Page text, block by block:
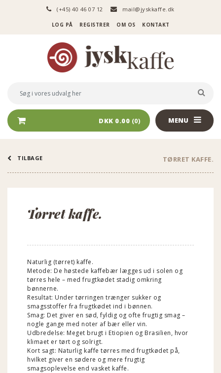
(+45) 40 46 07 12 mail@jyskkaffe.dk
LOG PÅ REGISTRER OM OS KONTAKT
udvalg
her
SØG
DKK 0.00 (0) MENU
TILBAGE TØRRET KAFFE.
Tørret kaffe.
Naturlig (tørret) kaffe.
Metode: De høstede kaffebær lægges ud i solen og
tørres hele – med frugtkødet stadig omkring
bønnerne.
Resultat: Under tørringen trænger sukker og
smagsstoffer fra frugtkødet ind i bønnen.
Smag: Det giver en sød, fyldig og ofte frugtig smag –
nogle gange med noter af bær eller vin.
Udbredelse: Meget brugt i Etiopien og Brasilien, hvor
klimaet er tørt og solrigt.
Kort sagt: Naturlig kaffe tørres med frugtkødet på,
hvilket giver en sødere og mere frugtig
smagsoplevelse end vasket kaffe.